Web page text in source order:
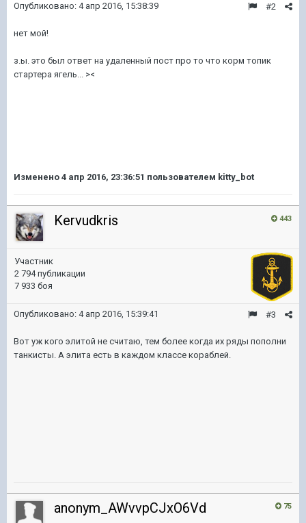
#2
Опубликовано: 4 апр 2016, 15:38:39
нет мой!
з.ы. это был ответ на удаленный пост про то что корм топик
стартера ягель... ><
Изменено 4 апр 2016, 23:36:51 пользователем kitty_bot
443
Kervudkris
Участник
2 794 публикации
7 933 боя
#3
Опубликовано: 4 апр 2016, 15:39:41
Вот уж кого элитой не считаю, тем более когда их ряды пополни
танкисты. А элита есть в каждом классе кораблей.
75
anonym_AWvvpCJxO6Vd